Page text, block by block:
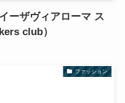
ーザヴィアローマ ス
club）
ファッション